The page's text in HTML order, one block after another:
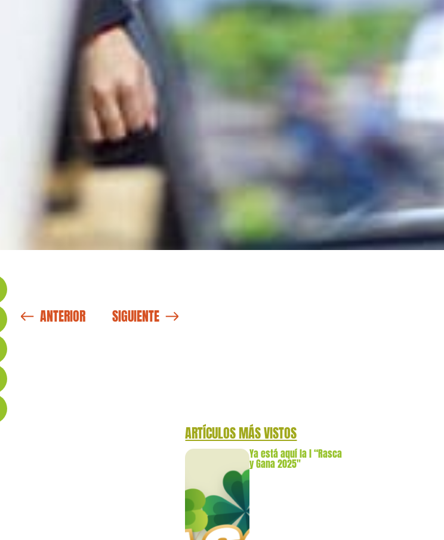
ANTERIOR SIGUIENTE
ARTÍCULOS MÁS VISTOS
Ya está aquí la l “Rasca
y Gana 2025″